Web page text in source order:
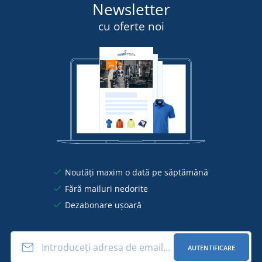
Newsletter
cu oferte noi
Noutăți maxim o dată pe săptămână
Fără mailuri nedorite
Dezabonare ușoară
AUTENTIFICARE